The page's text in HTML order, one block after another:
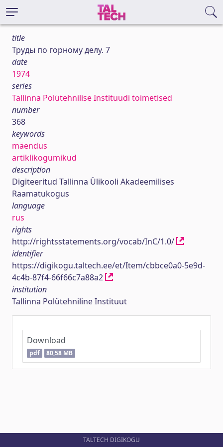
title
Труды по горному делу. 7
date
1974
series
Tallinna Polütehnilise Instituudi toimetised
number
368
keywords
mäendus
artiklikogumikud
description
Digiteeritud Tallinna Ülikooli Akadeemilises
Raamatukogus
language
rus
rights
http://rightsstatements.org/vocab/InC/1.0/
identifier
https://digikogu.taltech.ee/et/Item/cbbce0a0-5e9d-
4c4b-87f4-66f66c7a88a2
institution
Tallinna Polütehniline Instituut
Download
pdf 80,58 MB
TALTECH DIGIKOGU